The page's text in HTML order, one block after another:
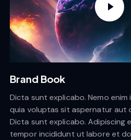
Brand Book
Dicta sunt explicabo. Nemo
quia voluptas sit aspernatur aut
Dicta sunt explicabo. Adipiscing
tempor incididunt ut labore et